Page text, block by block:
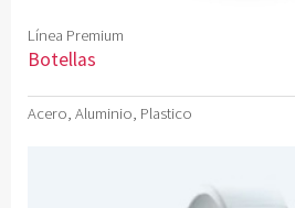
Línea Premium
Botellas
Acero, Aluminio, Plastico